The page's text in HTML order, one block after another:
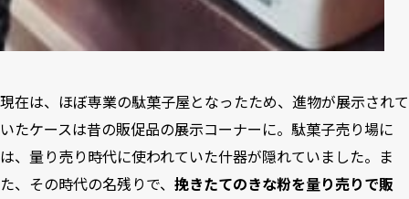
現在は、ほぼ専業の駄菓子屋となったため、進物が展示されて
いたケースは昔の販促品の展示コーナーに。駄菓子売り場に
は、量り売り時代に使われていた什器が隠れていました。ま
た、その時代の名残りで、 挽きたてのきな粉を量り売りで販